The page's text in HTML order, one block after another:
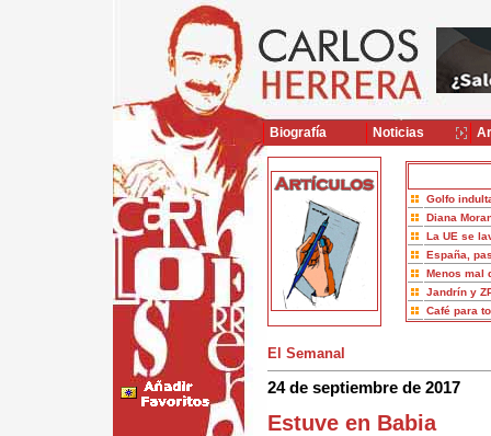
Golfo
Diana
La UE se
España,
Menos mal
Jandrín y
Café para
El Semanal
24 de septiembre de 2017
Estuve en Babia
Biografía Noticias